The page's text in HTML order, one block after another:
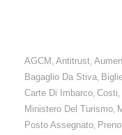
AGCM , Antitrust,
Bagaglio Da Stiva,
Carte Di Imbarco, Costi,
Ministero Del Turismo,
Posto Assegnato,